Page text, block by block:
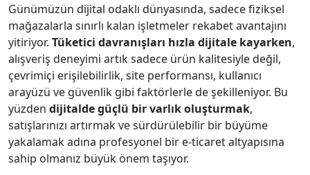
Günümüzün dijital odaklı dünyasında, sadece fiziksel
mağazalarla sınırlı kalan işletmeler rekabet avantajını
yitiriyor. Tüketici davranışları hızla dijitale kayarken,
alışveriş deneyimi artık sadece ürün kalitesiyle değil,
çevrimiçi erişilebilirlik, site performansı, kullanıcı
arayüzü ve güvenlik gibi faktörlerle de şekilleniyor. Bu
yüzden dijitalde güçlü bir varlık oluşturmak,
satışlarınızı artırmak ve sürdürülebilir bir büyüme
yakalamak adına profesyonel bir e-ticaret altyapısına
sahip olmanız büyük önem taşıyor.